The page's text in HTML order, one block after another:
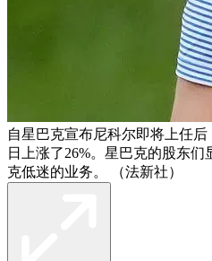
自星巴克宣布尼科尔即将上任
日上涨了26%。星巴克的股东
克低迷的业务。 （法新社）